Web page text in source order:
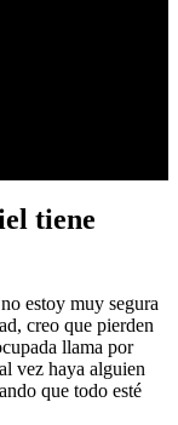
tiene
estoy muy segura
creo que pierden
llama por
vez haya alguien
que todo esté